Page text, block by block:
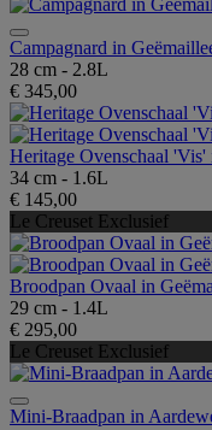
Campagnard in
28 cm - 2.8L
€ 345,00
Heritage Ovenschaal
34 cm - 1.6L
€ 145,00
Le Creuset Exclusief
Broodpan Ovaal in
29 cm - 1.4L
€ 295,00
Le Creuset Exclusief
Mini-Braadpan in